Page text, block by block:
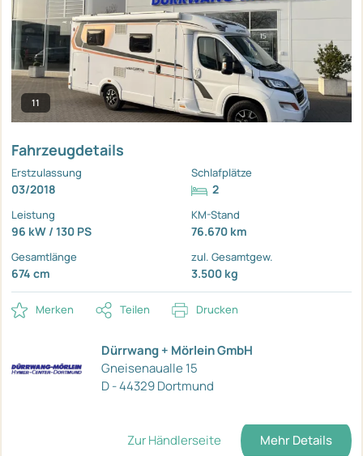
11
Fahrzeugdetails
Erstzulassung
03/2018
Schlafplätze
2
Leistung
96 kW / 130 PS
KM-Stand
76.670 km
Gesamtlänge
674 cm
zul. Gesamtgew.
3.500 kg
Merken Teilen Drucken
Dürrwang + Mörlein GmbH
Gneisenaualle 15
D - 44329 Dortmund
Zur Händlerseite Mehr Details